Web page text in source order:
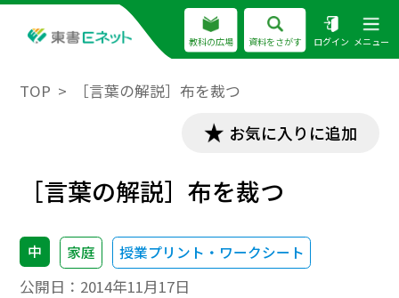
教科の広場 資料をさがす ログイン メニュー
TOP ［言葉の解説］布を裁つ
お気に入りに追加
［言葉の解説］布を裁つ
中 家庭 授業プリント・ワークシート
公開日： 2014年11月17日